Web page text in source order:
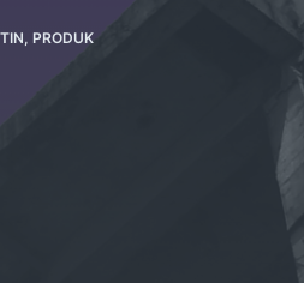
, PRODUK